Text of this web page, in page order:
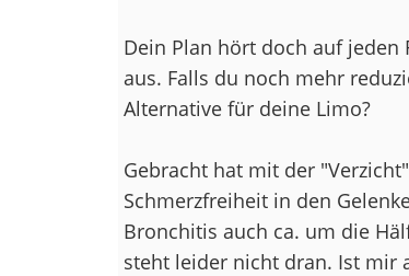
Dein Plan hört doch auf jeden
aus. Falls du noch mehr
Alternative für deine Limo?
Gebracht hat mit der
Schmerzfreiheit in den
Bronchitis auch ca. um die
steht leider nicht dran. Ist mir